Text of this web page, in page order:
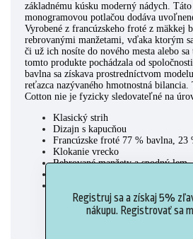
Registruj sa a získaj 5%
nákupu. Registrovať sa
základnému kúsku moderný nádych.
monogramovou potlačou dodáva
Vyrobené z francúzskeho froté z mäkkej
rebrovanými manžetami, vďaka ktorým
či už ich nosíte do nového mesta alebo
tomto produkte pochádzala od
bavlna sa získava prostredníctvom
reťazca nazývaného hmotnostná bilancia.
Cotton nie je fyzicky sledovateľné na
Klasický strih
Dizajn s kapucňou
Francúzske froté 77 % bavlna, 23
Klokanie vrecko
Rebrované manžety a spodný lem
Tento produkt, ktorý pochádza od
Cotton pomocou systému
obsahovať Better Cotton.